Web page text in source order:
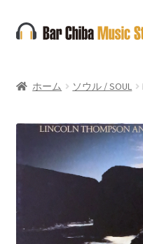
ナ
ビ
ー
ス
コ
ン
ン
ッ
ホーム ソウル / SOUL